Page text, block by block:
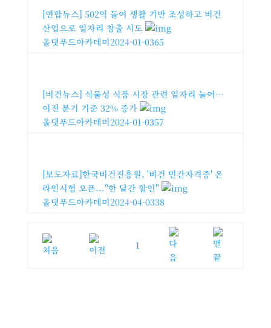
[연합뉴스] 502억 들여 생활 기반 조성하고 비건
산업으로 일자리 창출 시도
올댓푸드아카데미2024-01-0365
[비건뉴스] 식물성 식품 시장 관련 일자리 늘어…
이전 분기 기준 32% 증가
올댓푸드아카데미2024-01-0357
[보도자료]한국비건진흥원, '비건 민간자격증' 온
라인시험 오픈..."한 달간 할인"
올댓푸드아카데미2024-04-0338
1